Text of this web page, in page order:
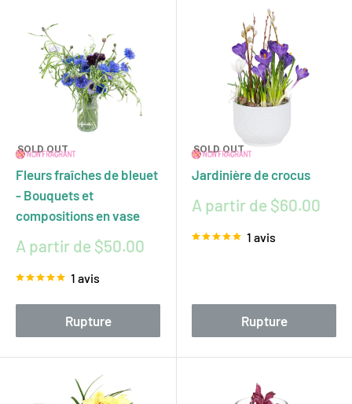
SOLD OUT
Fleurs fraîches de bleuet
- Bouquets et
compositions en vase
Prix
réduit
A partir de $50.00
1 avis
Rupture
SOLD OUT
Jardinière de crocus
Prix
réduit
A partir de $60.00
1 avis
Rupture